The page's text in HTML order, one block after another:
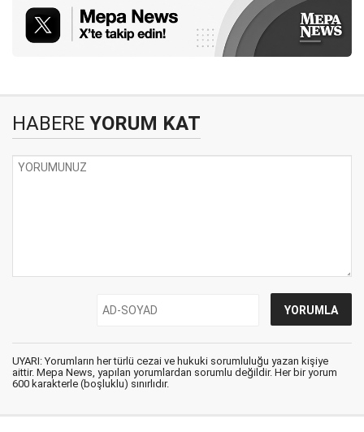
HABERE YORUM KAT
UYARI: Yorumların her türlü cezai ve hukuki sorumluluğu yazan kişiye
aittir. Mepa News, yapılan yorumlardan sorumlu değildir. Her bir yorum
600 karakterle (boşluklu) sınırlıdır.